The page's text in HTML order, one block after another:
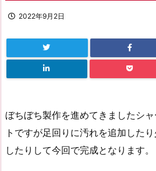
2022年9月2日
ぼちぼち製作を進めてきましたシ
トですが足回りに汚れを追加した
したりして今回で完成となります。